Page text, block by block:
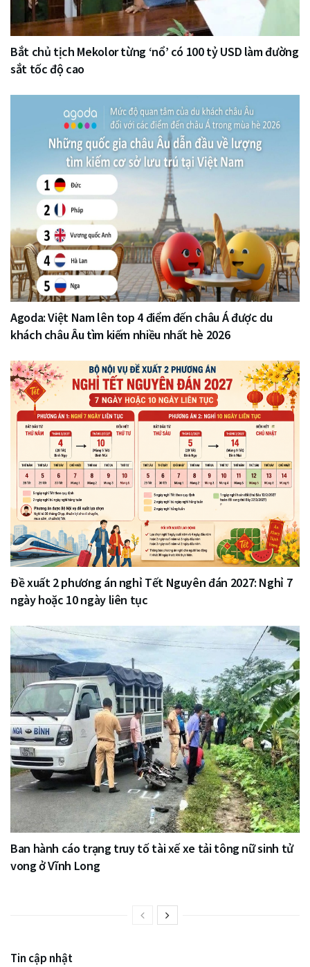
Bắt chủ tịch Mekolor từng ‘nổ’ có 100 tỷ USD làm đường
sắt tốc độ cao
Agoda: Việt Nam lên top 4 điểm đến châu Á được du
khách châu Âu tìm kiếm nhiều nhất hè 2026
Đề xuất 2 phương án nghỉ Tết Nguyên đán 2027: Nghỉ 7
ngày hoặc 10 ngày liên tục
Ban hành cáo trạng truy tố tài xế xe tải tông nữ sinh tử
vong ở Vĩnh Long
Tin cập nhật